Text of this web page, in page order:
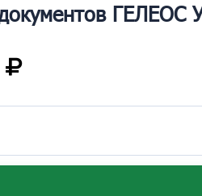
ГЕЛЕОС